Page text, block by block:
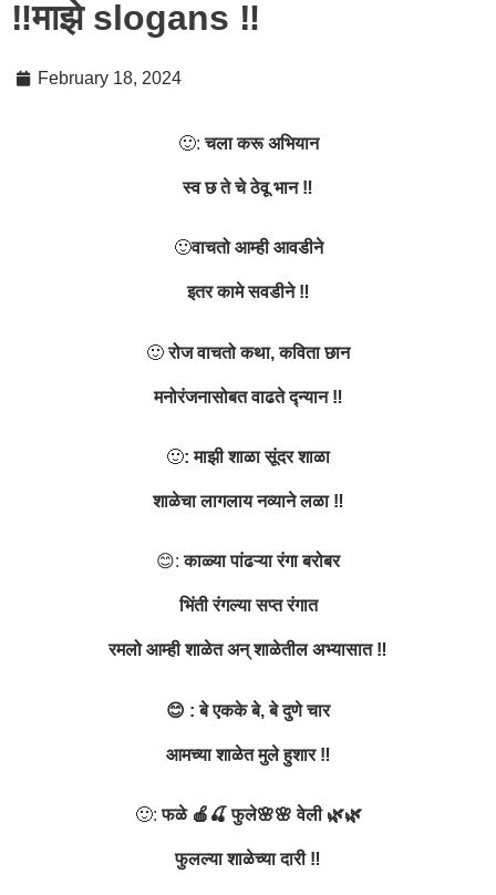
‼️माझे slogans ‼️
February 18, 2024
🙂: चला करू अभियान
स्व छ ते चे ठेवू भान ‼️
🙂वाचतो आम्ही आवडीने
इतर कामे सवडीने ‼️
🙂रोज वाचतो कथा, कविता छान
मनोरंजनासोबत वाढते द्न्यान ‼️
🙂: माझी शाळा सूंदर शाळा
शाळेचा लागलाय नव्याने लळा ‼️
😊:काळ्या पांढऱ्या रंगा बरोबर
भिंती रंगल्या सप्त रंगात
रमलो आम्ही शाळेत अन् शाळेतील अभ्यासात ‼️
😊 : बे एकके बे, बे दुणे चार
आमच्या शाळेत मुले हुशार ‼️
🙂:फळे 🍎🍒 फुले🌸🌸 वेली 🌿🌿
फुलल्या शाळेच्या दारी ‼️